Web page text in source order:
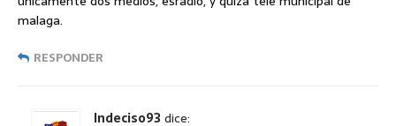
malaga.
RESPONDER
Indeciso93 dice: